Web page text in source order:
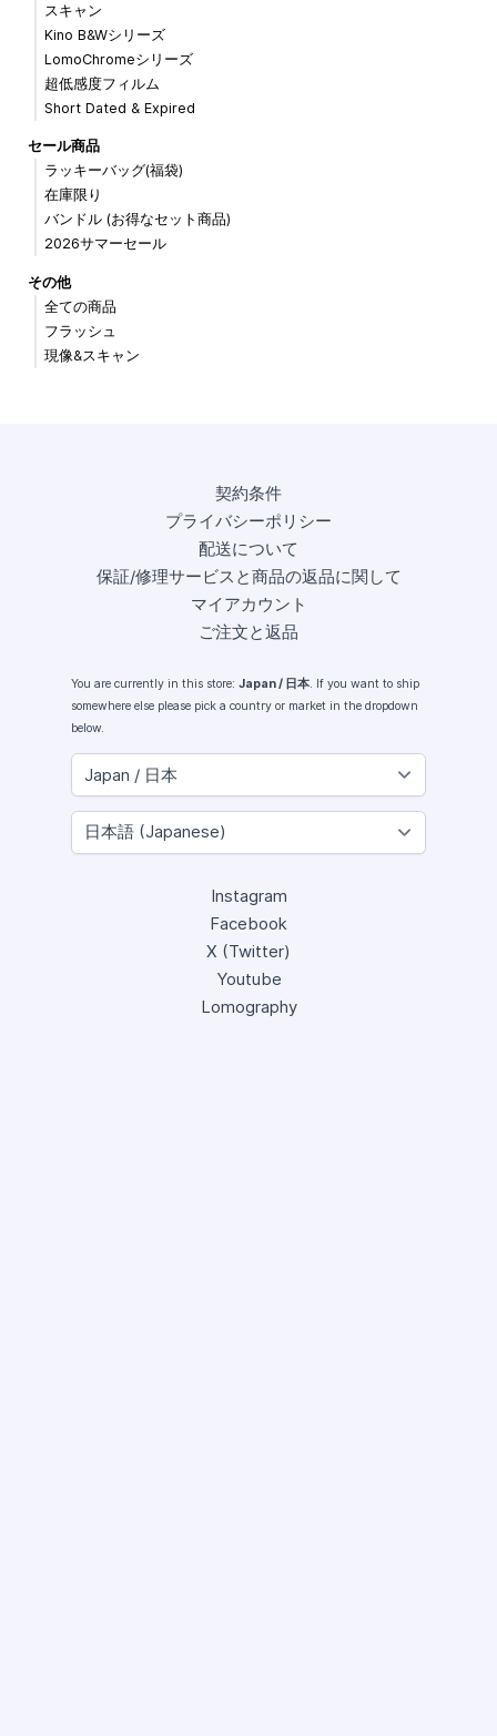
スキャン
Kino B&Wシリーズ
LomoChromeシリーズ
超低感度フィルム
Short Dated & Expired
セール商品
ラッキーバッグ(福袋)
在庫限り
バンドル (お得なセット商品)
2026サマーセール
その他
全ての商品
フラッシュ
現像&スキャン
契約条件
プライバシーポリシー
配送について
保証/修理サービスと商品の返品に関して
マイアカウント
ご注文と返品
You are currently in this store: Japan / 日本. If you want to ship
somewhere else please pick a country or market in the dropdown
below.
Instagram
Facebook
X (Twitter)
Youtube
Lomography